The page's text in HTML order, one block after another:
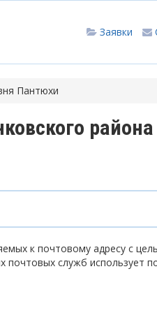
Заявки
Пантюхи
района
к почтовому адресу с
служб использует